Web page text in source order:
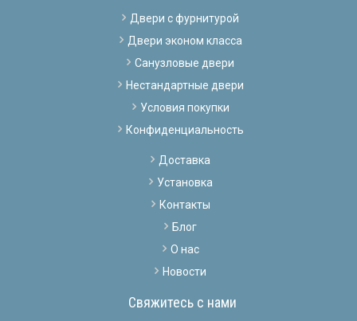
Двери с фурнитурой
Двери эконом класса
Санузловые двери
Нестандартные двери
Условия покупки
Конфиденциальность
Доставка
Установка
Контакты
Блог
О нас
Новости
Свяжитесь с нами